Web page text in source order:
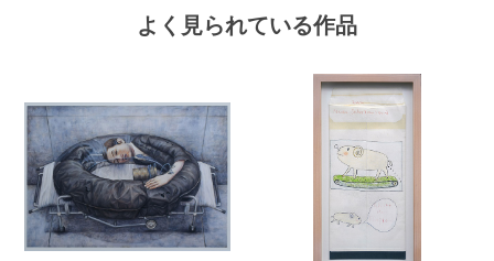
よく見られている作品